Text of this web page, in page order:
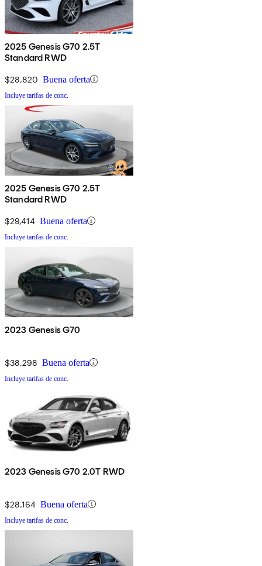
2025 Genesis G70 2.5T
Standard RWD
$28,820 Buena oferta
Incluye tarifas de conc.
2025 Genesis G70 2.5T
Standard RWD
$29,414 Buena oferta
Incluye tarifas de conc.
2023 Genesis G70
$38,298 Buena oferta
Incluye tarifas de conc.
2023 Genesis G70 2.0T RWD
$28,164 Buena oferta
Incluye tarifas de conc.